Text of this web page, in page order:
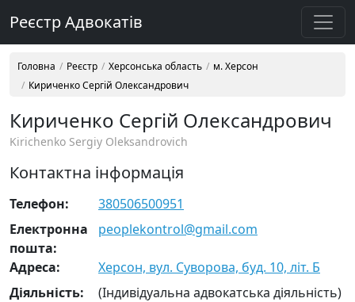
Реєстр Адвокатів
Головна Реєстр Херсонська область
м. Херсон
Кириченко Сергій Олександрович
Кириченко Сергій Олександрович
Kirichenko Sergiy Oleksandrovich
Контактна інформація
Телефон:
380506500951
Електронна
пошта:
peoplekontrol@gmail.com
Адреса:
Херсон, вул. Суворова, буд. 10, літ. Б
Діяльність:
(Індивідуальна адвокатська діяльність)